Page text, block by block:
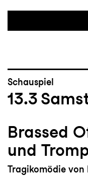
Schauspiel
13.3
Brassed
und
Tragikomödie von